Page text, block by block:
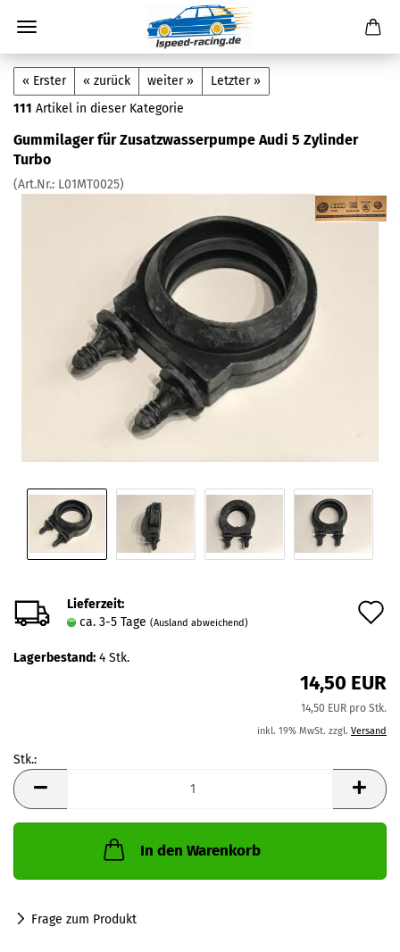
« Erster « zurück weiter »
Letzter »
111 Artikel in dieser Kategorie
Gummilager für Zusatzwasserpumpe Audi 5 Zylinder
Turbo
(Art.Nr.: L01MT0025)
Lieferzeit:
ca. 3-5 Tage (Ausland abweichend)
Lagerbestand: 4 Stk.
14,50 EUR
14,50 EUR pro Stk.
inkl. 19% MwSt. zzgl. Versand
Stk.:
Stk.
In den Warenkorb
Frage zum Produkt